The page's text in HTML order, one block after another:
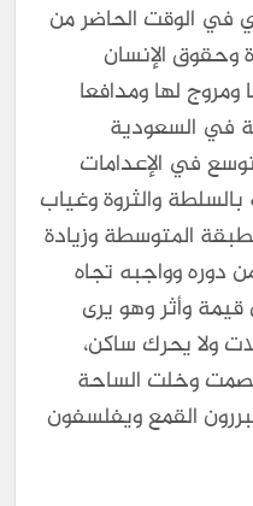
في الوقت الحاضر من
وحقوق الإنسان
لها ومدافعا
في السعودية
في الإعدامات
والثروة وغياب
المتوسطة وزيادة
دوره وواجبه تجاه
وأثر وهو يرى
ولا يحرك ساكن،
وخلت الساحة
القمع ويفلسفون